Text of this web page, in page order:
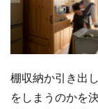
棚収納か引き出
をしまうのかを